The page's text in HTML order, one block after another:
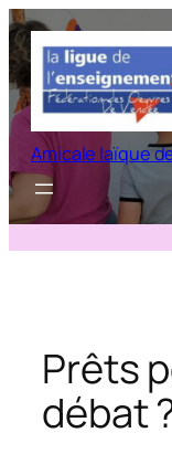
Aller
au
contenu
Amicale laïque
Prêts
débat